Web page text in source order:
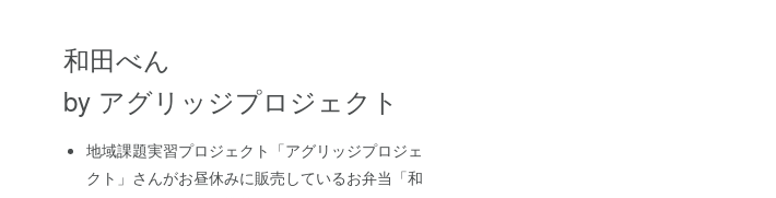
和田べん
by アグリッジプロジェクト
地域課題実習プロジェクト「アグリッジプロジェ
クト」さんがお昼休みに販売しているお弁当「和